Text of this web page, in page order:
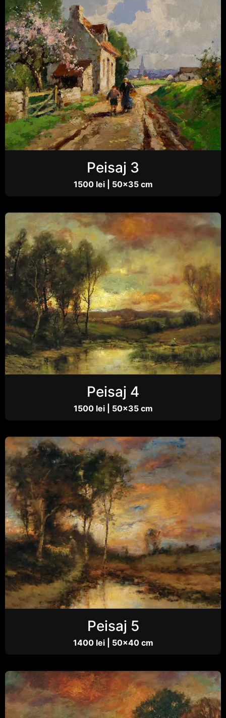
Peisaj 3
1500 lei | 50×35 cm
Peisaj 4
1500 lei | 50×35 cm
Peisaj 5
1400 lei | 50×40 cm